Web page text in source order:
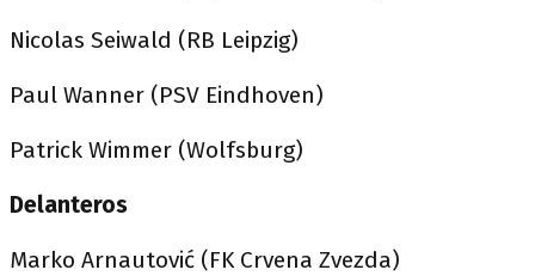
Nicolas Seiwald (RB Leipzig)
Paul Wanner (PSV Eindhoven)
Patrick Wimmer (Wolfsburg)
Delanteros
Marko Arnautović (FK Crvena Zvezda)